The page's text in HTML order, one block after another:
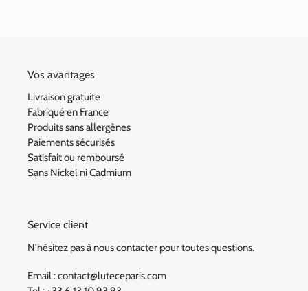
Vos avantages
Livraison gratuite
Fabriqué en France
Produits sans allergènes
Paiements sécurisés
Satisfait ou remboursé
Sans Nickel ni Cadmium
Service client
N'hésitez pas à nous contacter pour toutes questions.
Email : contact@luteceparis.com